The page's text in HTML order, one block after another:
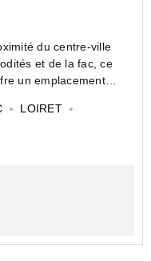
du centre-ville
et de la fac, ce
un emplacement
cet apparte...
LOIRET